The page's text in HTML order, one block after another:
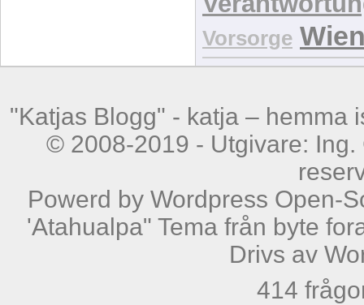
Vorsorge
"Katjas Blogg" - katja – hemma
© 2008-2019 - Utgivare:
Powerd by Wordpress Open-
'Atahualpa" Tema från byte
Drivs av
414